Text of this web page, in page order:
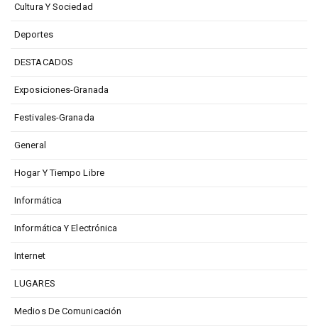
Cultura Y Sociedad
Deportes
DESTACADOS
Exposiciones-Granada
Festivales-Granada
General
Hogar Y Tiempo Libre
Informática
Informática Y Electrónica
Internet
LUGARES
Medios De Comunicación